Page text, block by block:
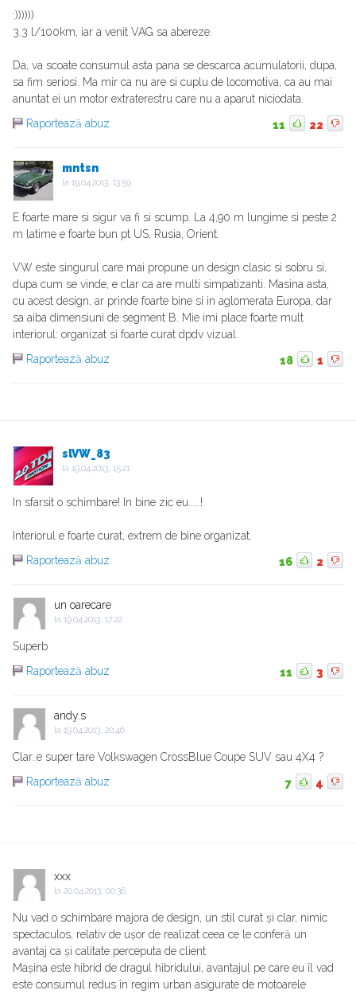
:))))))
3.3 l/100km, iar a venit VAG sa abereze.
Da, va scoate consumul asta pana se descarca acumulatorii, dupa,
sa fim seriosi. Ma mir ca nu are si cuplu de locomotiva, ca au mai
anuntat ei un motor extraterestru care nu a aparut niciodata.
Raportează abuz
11 22
mntsn
la 19.04.2013, 13:59
E foarte mare si sigur va fi si scump. La 4,90 m lungime si peste 2
m latime e foarte bun pt US, Rusia, Orient.
VW este singurul care mai propune un design clasic si sobru si,
dupa cum se vinde, e clar ca are multi simpatizanti. Masina asta,
cu acest design, ar prinde foarte bine si in aglomerata Europa, dar
sa aiba dimensiuni de segment B. Mie imi place foarte mult
interiorul: organizat si foarte curat dpdv vizual.
Raportează abuz
18 1
slVW_83
la 19.04.2013, 15:21
In sfarsit o schimbare! In bine zic eu.....!
Interiorul e foarte curat, extrem de bine organizat.
Raportează abuz
16 2
un oarecare
la 19.04.2013, 17:22
Superb
Raportează abuz
11 3
andy.s
la 19.04.2013, 20:46
Clar..e super tare Volkswagen CrossBlue Coupe SUV sau 4X4 ?
Raportează abuz
7 4
xxx
la 20.04.2013, 00:36
Nu vad o schimbare majora de design, un stil curat și clar, nimic
spectaculos, relativ de ușor de realizat ceea ce le conferă un
avantaj ca și calitate perceputa de client
Mașina este hibrid de dragul hibridului, avantajul pe care eu îl vad
este consumul redus în regim urban asigurate de motoarele